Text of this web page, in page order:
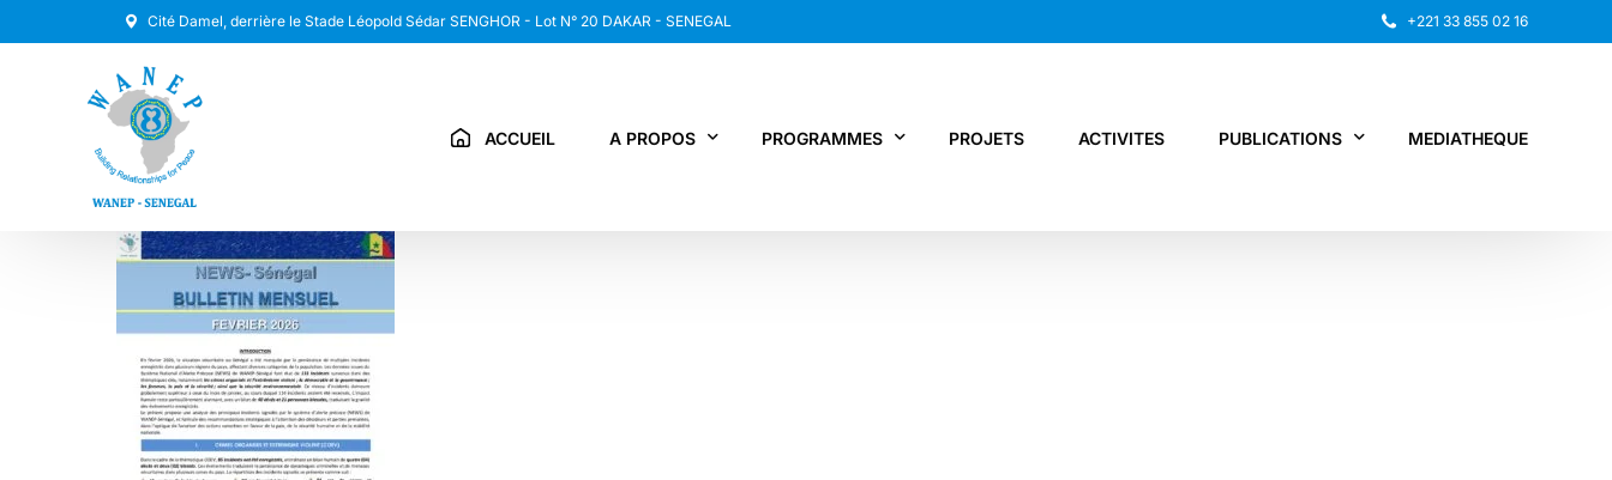
Cité Damel, derrière le Stade Léopold Sédar SENGHOR - Lot N° 20 DAKAR - SENEGAL +221 33 855 02 16
ACCUEIL A PROPOS PROGRAMMES PROJETS ACTIVITES PUBLICATIONS MEDIATHEQUE